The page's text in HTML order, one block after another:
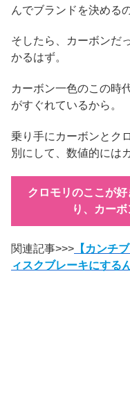
んでブランドを決める
そしたら、カーボンだ
かるはず。
カーボン一色のこの時
がすぐれているから。
乗り手にカーボンとク
別にして、数値的には
クロモリのここが
り、カー
関連記事>>> 【カンチ
ィスクブレーキにする